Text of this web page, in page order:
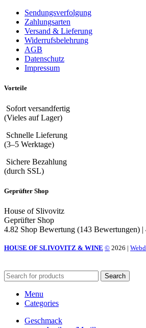
Sendungsverfolgung
Zahlungsarten
Versand & Lieferung
Widerrufsbelehrung
AGB
Datenschutz
Impressum
Vorteile
Sofort versandfertig
(Vieles auf Lager)
Schnelle Lieferung
(3–5 Werktage)
Sichere Bezahlung
(durch SSL)
Geprüfter Shop
House of Slivovitz
Geprüfter Shop
4.82 Shop Bewertung (143 Bewertungen) |
HOUSE OF SLIVOVITZ & WINE © 2026 |
Search
Menu
Categories
Geschmack